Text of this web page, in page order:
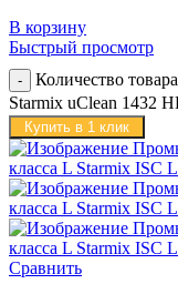
В корзину
Быстрый просмотр
Количество
Starmix uClean 1432
Купить в 1 клик
Сравнить